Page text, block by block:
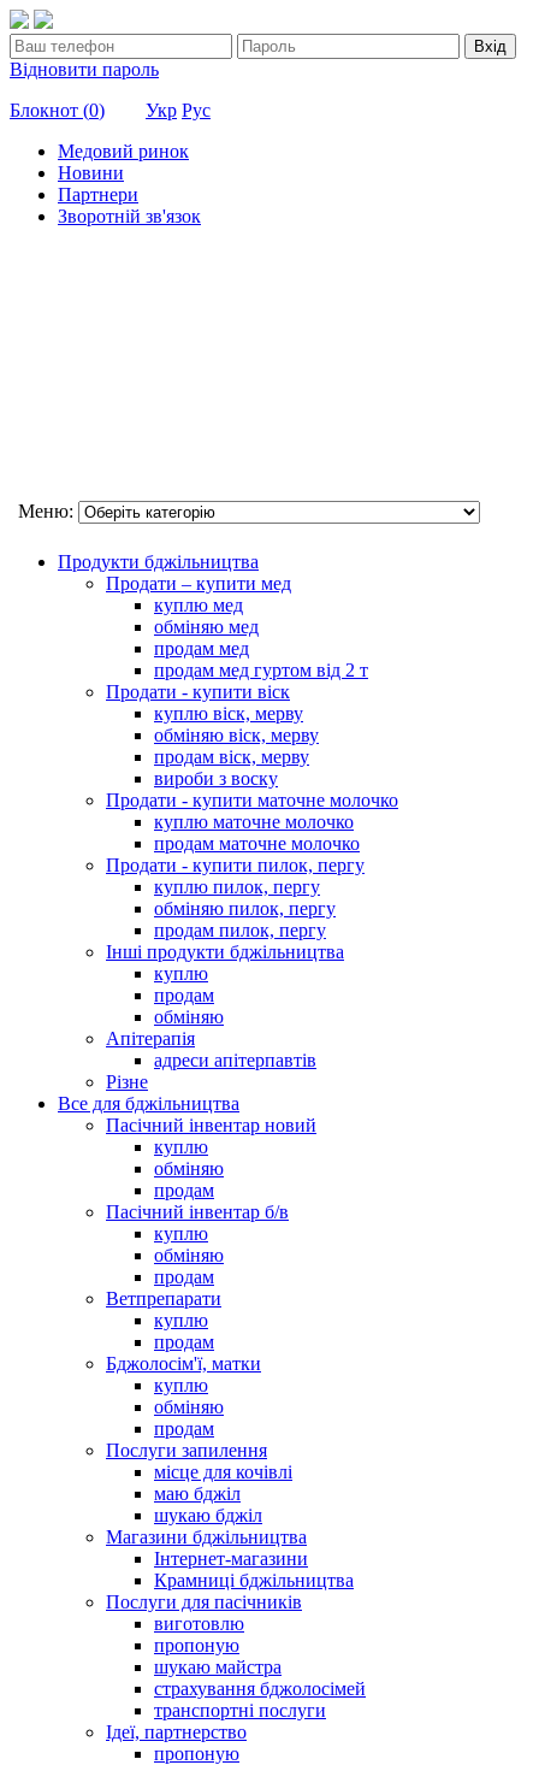
Вхід
Відновити пароль
Блокнот (0) Укр Рус
Медовий ринок
Новини
Партнери
Зворотній зв'язок
Меню:
Продукти бджільництва
Продати – купити мед
куплю мед
обміняю мед
продам мед
продам мед гуртом від 2 т
Продати - купити віск
куплю віск, мерву
обміняю віск, мерву
продам віск, мерву
вироби з воску
Продати - купити маточне молочко
куплю маточне молочко
продам маточне молочко
Продати - купити пилок, пергу
куплю пилок, пергу
обміняю пилок, пергу
продам пилок, пергу
Інші продукти бджільництва
куплю
продам
обміняю
Апітерапія
адреси апітерпавтів
Різне
Все для бджільництва
Пасічний інвентар новий
куплю
обміняю
продам
Пасічний інвентар б/в
куплю
обміняю
продам
Ветпрепарати
куплю
продам
Бджолосім'ї, матки
куплю
обміняю
продам
Послуги запилення
місце для кочівлі
маю бджіл
шукаю бджіл
Магазини бджільництва
Інтернет-магазини
Крамниці бджільництва
Послуги для пасічників
виготовлю
пропоную
шукаю майстра
страхування бджолосімей
транспортні послуги
Ідеї, партнерство
пропоную